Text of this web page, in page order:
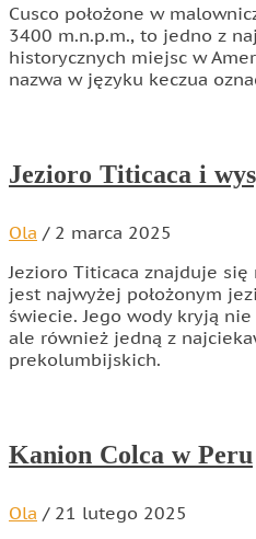
Cusco położone w
3400 m.n.p.m., to jedno z
historycznych miejsc w
nazwa w języku keczua
Jezioro Titicaca i
Ola / 2 marca 2025
Jezioro Titicaca znajduje
jest najwyżej położonym
świecie. Jego wody kryją
ale również jedną z
prekolumbijskich.
Kanion Colca w Peru
Ola / 21 lutego 2025